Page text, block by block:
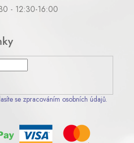
- 12:30-16:00
se zpracováním osobních údajů.